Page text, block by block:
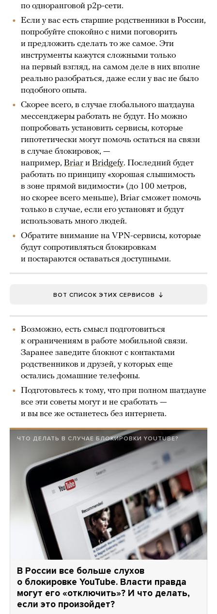
по одноранговой p2p-сети.
Если у вас есть старшие родственники в России,
попробуйте спокойно с ними поговорить
и предложить сделать то же самое. Эти
инструменты кажутся сложными только
на первый взгляд, на самом деле в них вполне
реально разобраться, даже если у вас не было
подобного опыта.
Скорее всего, в случае глобального шатдауна
мессенджеры работать не будут. Но можно
попробовать установить сервисы, которые
гипотетически могут помочь остаться на связи
в случае блокировок, —
например, Briar и Bridgefy. Последний будет
работать по принципу «хорошая слышимость
в зоне прямой видимости» (до 100 метров,
но скорее всего меньше), Briar сможет помочь
только в случае, если его установят и будут
использовать много людей.
Обратите внимание на VPN-сервисы, которые
будут сопротивляться блокировкам
и постараются оставаться доступными.
ВОТ СПИСОК ЭТИХ СЕРВИСОВ
Возможно, есть смысл подготовиться
к ограничениям в работе мобильной связи.
Заранее заведите блокнот с контактами
родственников и друзей, у которых еще
остались домашние телефоны.
Подготовьтесь к тому, что при полном шатдауне
все эти советы могут и не сработать —
и вы все же останетесь без интернета.
ЧТО ДЕЛАТЬ В СЛУЧАЕ БЛОКИРОВКИ YOUTUBE?
В России все больше слухов
о блокировке YouTube. Власти правда
могут его «отключить»? И что делать,
если это произойдет?